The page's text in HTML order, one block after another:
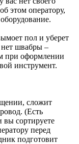
этом оператору,
пол и уберет
швабры –
при оформлении
инструмент.
сложит
(Есть
вы сортируете
перед
подготовит